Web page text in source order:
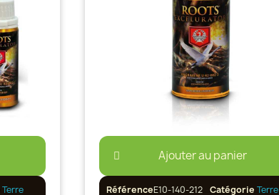
Terre
Ajouter au panier
RéférenceE10-140-212 CatégorieTerre